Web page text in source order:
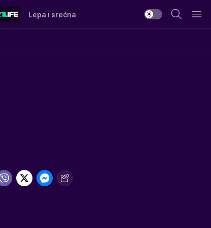
Lepa i srećna